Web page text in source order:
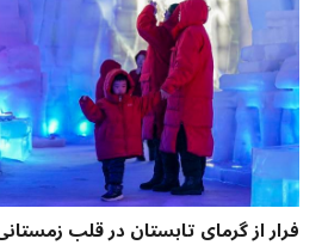
فرار از گرمای تابستان در قلب